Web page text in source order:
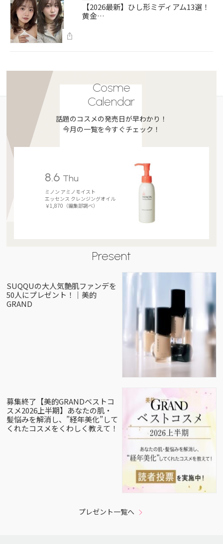
【2026最新】ひし形ミディアム13選！
黄金…
Cosme
Calendar
話題のコスメの発売日が早わかり！
今月の一覧を今すぐチェック！
8.6 Thu
ミノン アミノモイスト
エッセンス クレンジングオイル
￥1,870（編集部調べ）
Present
SUQQUの大人気艶肌ファンデを
50人にプレゼント！｜美的
GRAND
募集終了【美的GRANDベストコ
スメ2026上半期】あなたの肌・
髪悩みを解消し、”経年美化”して
くれたコスメをくわしく教えて！
プレゼント一覧へ